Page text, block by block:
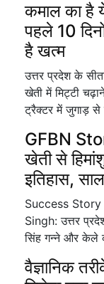
कमाल का है
पहले 10
है खत्म
उत्तर प्रदेश के
खेती में मिट्टी
ट्रैक्टर में जुगाड़
GFBN
खेती से
इतिहास,
Success
Singh: उत्तर
सिंह गन्ने और केले
वैज्ञानिक